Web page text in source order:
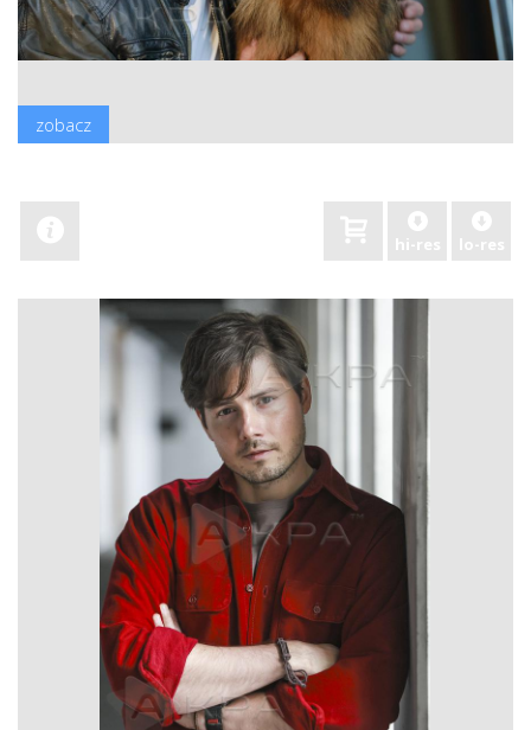
zobacz
hi-res lo-res